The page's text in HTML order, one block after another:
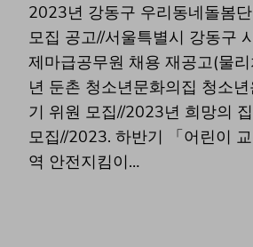
2023년 강동구 우리동네돌봄
모집 공고//서울특별시 강동구
제마급공무원 채용 재공고(물
년 둔촌 청소년문화의집 청소
기 위원 모집//2023년 희망의
모집//2023. 하반기 「어린이
역 안전지킴이…